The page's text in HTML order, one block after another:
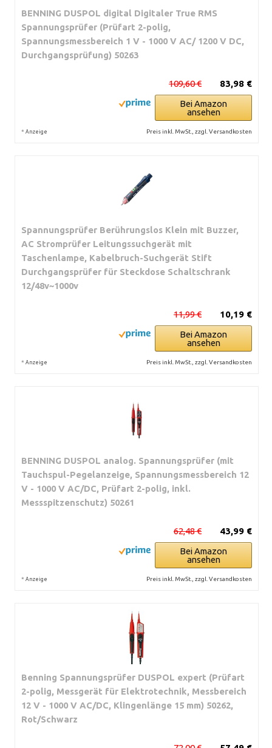
BENNING DUSPOL digital Digitaler True RMS
Spannungsprüfer (Prüfart 2-polig,
Spannungsmessbereich 1 V - 1000 V AC/ 1200 V DC,
Durchgangsprüfung) 50263
83,98 €
109,60 €
Bei Amazon
ansehen
* Anzeige Preis inkl. MwSt., zzgl. Versandkosten
Spannungsprüfer Berührungslos Klein mit Buzzer,
AC Stromprüfer Leitungssuchgerät mit
Taschenlampe, Kabelbruch-Suchgerät Stift
Durchgangsprüfer für Steckdose Schaltschrank
12/48v~1000v
10,19 €
11,99 €
Bei Amazon
ansehen
* Anzeige Preis inkl. MwSt., zzgl. Versandkosten
BENNING DUSPOL analog. Spannungsprüfer (mit
Tauchspul-Pegelanzeige, Spannungsmessbereich 12
V - 1000 V AC/DC, Prüfart 2-polig, inkl.
Messspitzenschutz) 50261
43,99 €
62,48 €
Bei Amazon
ansehen
* Anzeige Preis inkl. MwSt., zzgl. Versandkosten
Benning Spannungsprüfer DUSPOL expert (Prüfart
2-polig, Messgerät für Elektrotechnik, Messbereich
12 V - 1000 V AC/DC, Klingenlänge 15 mm) 50262,
Rot/Schwarz